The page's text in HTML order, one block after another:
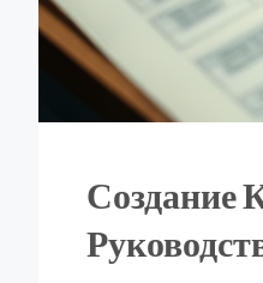
Создание